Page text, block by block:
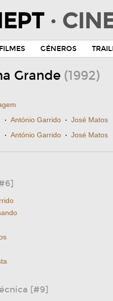
·
FILMES GÉNEROS
Grande (1992)
· António Garrido · José Matos
· António Garrido · José Matos
[#9]